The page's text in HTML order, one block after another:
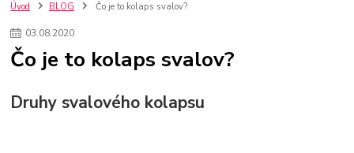
Úvod BLOG Čo je to kolaps svalov?
03.08.2020
Čo je to kolaps svalov?
Druhy svalového kolapsu